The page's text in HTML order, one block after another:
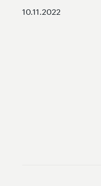
10.11.2022